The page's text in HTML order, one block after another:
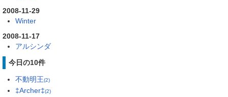
2008-11-29
Winter
2008-11-17
アルシンダ
今日の10件
不動明王(2)
‡Archer‡(2)